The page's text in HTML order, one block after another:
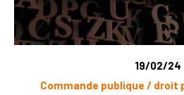
19/02/24
Commande publique / droit